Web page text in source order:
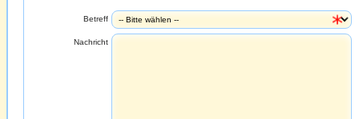
Betreff
Nachricht